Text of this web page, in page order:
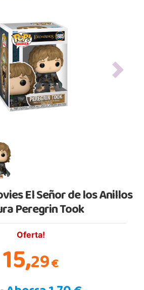
Next
El Señor de los Anillos
Peregrin Took
Oferta!
15,29€